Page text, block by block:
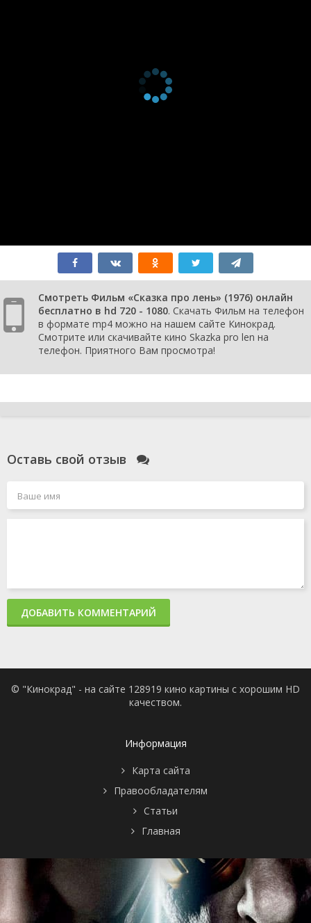
Смотреть Фильм «Сказка про лень» (1976) онлайн
бесплатно в hd 720 - 1080. Скачать Фильм на телефон
в формате mp4 можно на нашем сайте Кинокрад.
Смотрите или скачивайте кино Skazka pro len на
телефон. Приятного Вам просмотра!
Оставь свой отзыв
ДОБАВИТЬ КОММЕНТАРИЙ
© "Кинокрад" - на сайте 128919 кино картины с хорошим HD
качеством.
Информация
Карта сайта
Правообладателям
Статьи
Главная